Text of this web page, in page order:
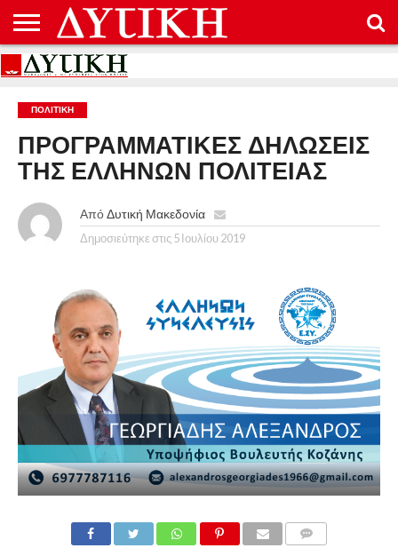
ΑΡΧΙΚΉ
ΕΠΙΚΟΙΝΩΝΊΑ
ΌΡΟΙ
ΠΡΟΣΤΑΣΊΑ
ΔΕΔΟΜΈΝΩΝ
ΠΟΛΙΤΙΚΉ
ΠΡΟΓΡΑΜΜΑΤΙΚΕΣ ΔΗΛΩΣΕΙΣ
ΤΗΣ ΕΛΛΗΝΩΝ ΠΟΛΙΤΕΙΑΣ
Από Δυτική Μακεδονία
Δημοσιεύτηκε στις 5 Ιουλίου 2019